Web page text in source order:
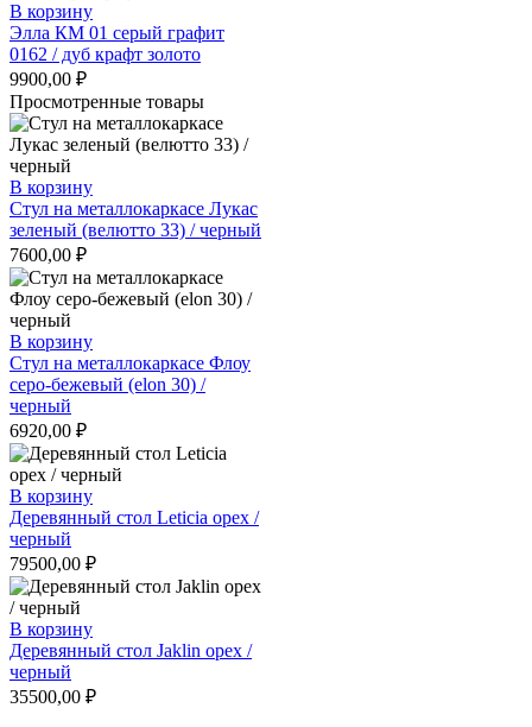
В корзину
Элла КМ 01 серый графит
0162 / дуб крафт золото
9900,00 ₽
Просмотренные товары
В корзину
Стул на металлокаркасе Лукас
зеленый (велютто 33) / черный
7600,00 ₽
В корзину
Стул на металлокаркасе Флоу
серо-бежевый (elon 30) /
черный
6920,00 ₽
В корзину
Деревянный стол Leticia орех /
черный
79500,00 ₽
В корзину
Деревянный стол Jaklin орех /
черный
35500,00 ₽